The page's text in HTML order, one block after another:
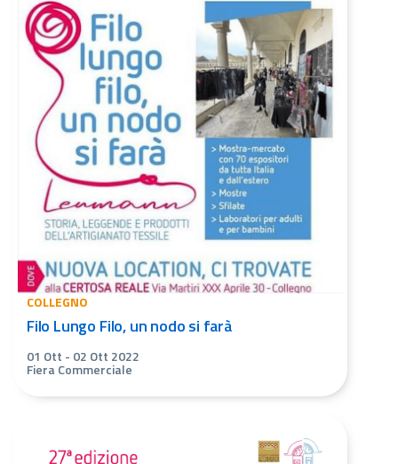
COLLEGNO
Filo Lungo Filo, un nodo si farà
01 Ott - 02 Ott 2022
Fiera Commerciale